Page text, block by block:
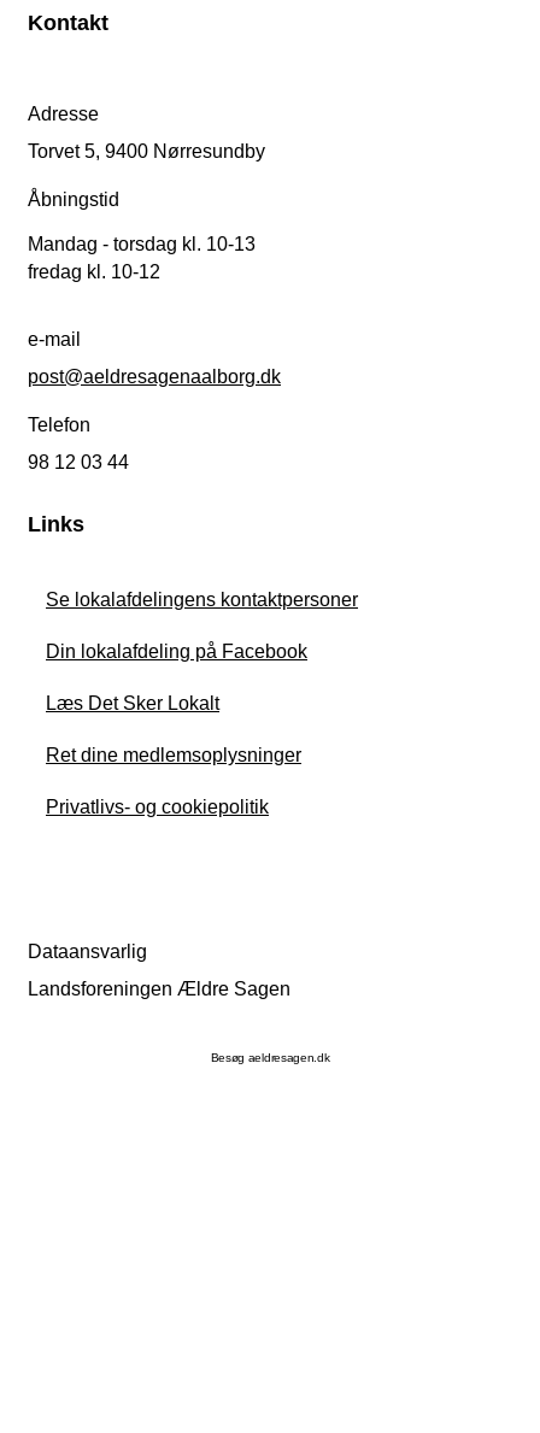
Kontakt
Adresse
Torvet 5, 9400 Nørresundby
Åbningstid
Mandag - torsdag kl. 10-13
fredag kl. 10-12
e-mail
post@aeldresagenaalborg.dk
Telefon
98 12 03 44
Links
Se lokalafdelingens kontaktpersoner
Din lokalafdeling på Facebook
Læs Det Sker Lokalt
Ret dine medlemsoplysninger
Privatlivs- og cookiepolitik
Dataansvarlig
Landsforeningen Ældre Sagen
Besøg aeldresagen.dk